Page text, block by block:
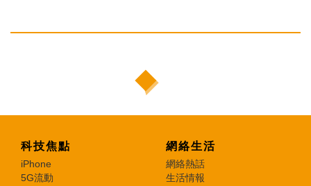
科技焦點
iPhone
5G流動
網絡生活
網絡熱話
生活情報